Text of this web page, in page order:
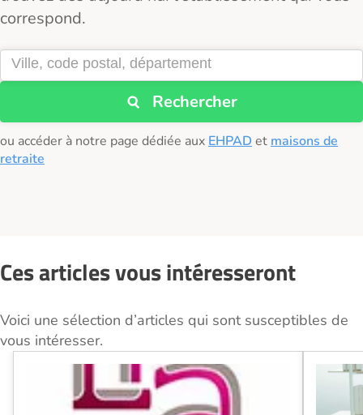
correspond.
Rechercher
ou accéder à notre page dédiée aux EHPAD et maisons de
retraite
Ces articles vous intéresseront
Voici une sélection d’articles qui sont susceptibles de
vous intéresser.